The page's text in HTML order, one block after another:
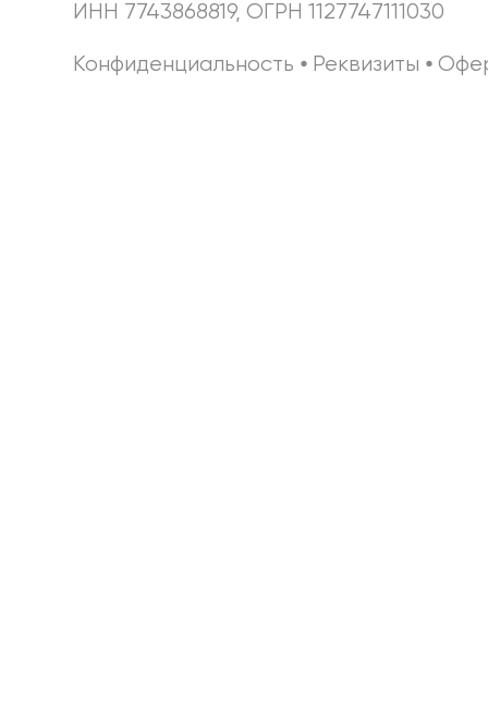
ИНН 7743868819, ОГРН 1127747111030
Конфиденциальность ⦁ Реквизиты ⦁